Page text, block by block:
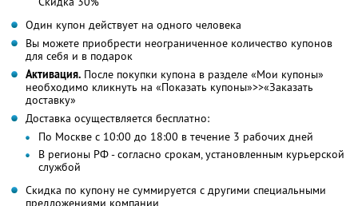
Один купон действует на одного человека
Вы можете приобрести неограниченное количество купонов
для себя и в подарок
Активация. После покупки купона в разделе «Мои купоны»
необходимо кликнуть на «Показать купоны»>>«Заказать
доставку»
Доставка осуществляется бесплатно:
По Москве с 10:00 до 18:00 в течение 3 рабочих дней
В регионы РФ - согласно срокам, установленным курьерской
службой
Скидка по купону не суммируется с другими специальными
предложениями компании